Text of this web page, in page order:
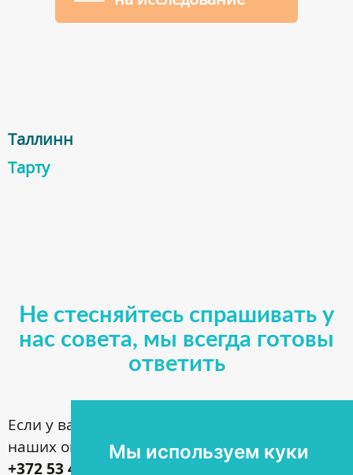
Мы используем куки
Таллинн
Тарту
Не стесняйтесь спрашивать у
нас совета, мы всегда готовы
ответить
Если у вас имеются вопросы по поводу
наших операций, звоните по номеру
+372 53 44 35 33
или задавайте их с